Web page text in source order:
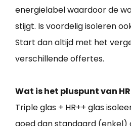
energielabel waardoor de
stijgt. Is voordelig isoleren
Start dan altijd met het
verschillende offertes.
Wat is het pluspunt van
Triple glas + HR++ glas
goed dan standaard (enkel)